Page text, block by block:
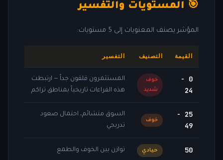
🎯 المستويات والتفسير
المؤشر يصنف المعنويات إلى 5 مستويات:
القيمة التصنيف التفسير
0 -
24
خوف
شديد
المستثمرون قلقون جداً — ارتبطت
هذه القراءات تاريخياً بمناطق تراكم
25 -
49
خوف
السوق متشائم، احتمال صعود
تدريجي
50 حيادي توازن بين الخوف والطمع